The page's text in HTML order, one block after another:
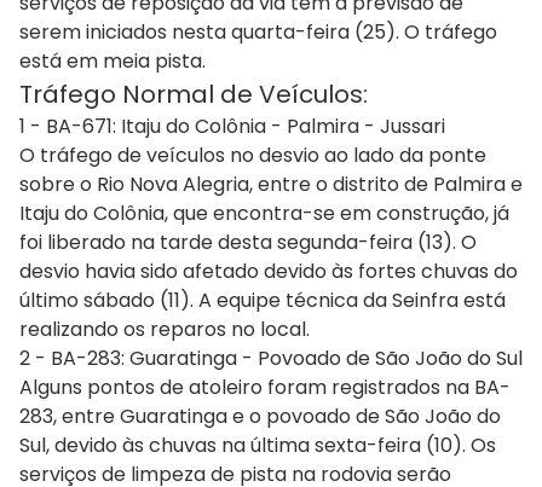
serem iniciados nesta quarta-feira (25). O tráfego
está em meia pista.
Tráfego Normal de Veículos:
1 - BA-671: Itaju do Colônia - Palmira - Jussari
O tráfego de veículos no desvio ao lado da ponte
sobre o Rio Nova Alegria, entre o distrito de Palmira e
Itaju do Colônia, que encontra-se em construção, já
foi liberado na tarde desta segunda-feira (13). O
desvio havia sido afetado devido às fortes chuvas do
último sábado (11). A equipe técnica da Seinfra está
realizando os reparos no local.
2 - BA-283: Guaratinga - Povoado de São João do Sul
Alguns pontos de atoleiro foram registrados na BA-
283, entre Guaratinga e o povoado de São João do
Sul, devido às chuvas na última sexta-feira (10). Os
serviços de limpeza de pista na rodovia serão